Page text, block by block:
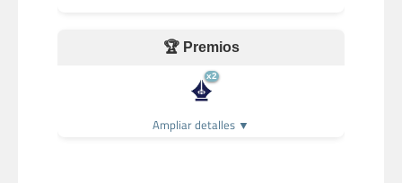
🏆 Premios
x2
Ampliar detalles ▼